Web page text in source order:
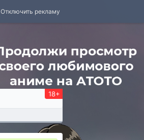
Отключить рекламу
18+